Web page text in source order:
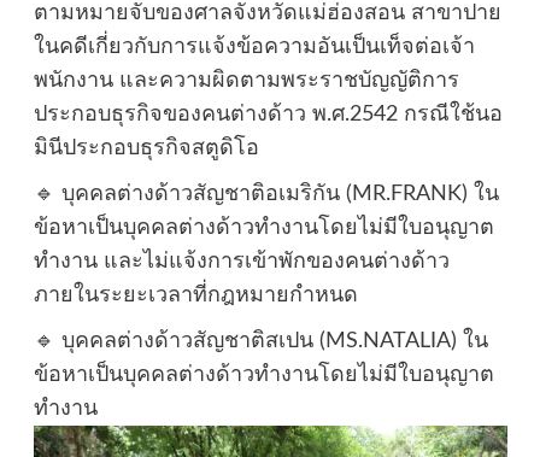
ตามหมายจับของศาลจังหวัดแม่ฮ่องสอน สาขาปาย
ในคดีเกี่ยวกับการแจ้งข้อความอันเป็นเท็จต่อเจ้า
พนักงาน และความผิดตามพระราชบัญญัติการ
ประกอบธุรกิจของคนต่างด้าว พ.ศ.2542 กรณีใช้นอ
มินีประกอบธุรกิจสตูดิโอ
🔹 บุคคลต่างด้าวสัญชาติอเมริกัน (MR.FRANK) ใน
ข้อหาเป็นบุคคลต่างด้าวทำงานโดยไม่มีใบอนุญาต
ทำงาน และไม่แจ้งการเข้าพักของคนต่างด้าว
ภายในระยะเวลาที่กฎหมายกำหนด
🔹 บุคคลต่างด้าวสัญชาติสเปน (MS.NATALIA) ใน
ข้อหาเป็นบุคคลต่างด้าวทำงานโดยไม่มีใบอนุญาต
ทำงาน